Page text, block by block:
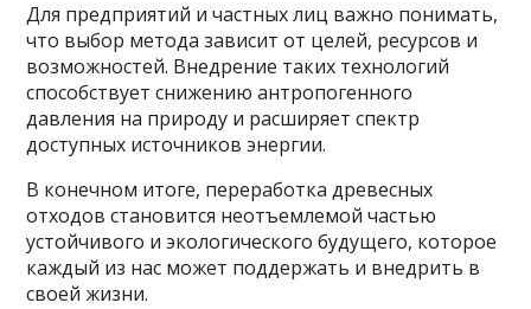
Для предприятий и частных лиц важно понимать,
что выбор метода зависит от целей, ресурсов и
возможностей. Внедрение таких технологий
способствует снижению антропогенного
давления на природу и расширяет спектр
доступных источников энергии.
В конечном итоге, переработка древесных
отходов становится неотъемлемой частью
устойчивого и экологического будущего, которое
каждый из нас может поддержать и внедрить в
своей жизни.